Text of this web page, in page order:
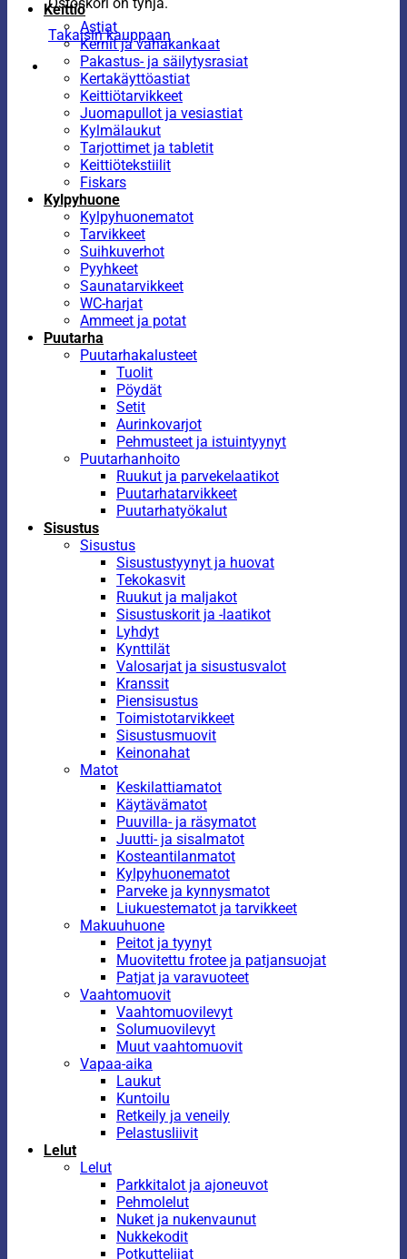
Takaisin kauppaan
Keittiö
Astiat
Kernit ja vahakankaat
Pakastus- ja säilytysrasiat
Kertakäyttöastiat
Keittiötarvikkeet
Juomapullot ja vesiastiat
Kylmälaukut
Tarjottimet ja tabletit
Keittiötekstiilit
Fiskars
Kylpyhuone
Kylpyhuonematot
Tarvikkeet
Suihkuverhot
Pyyhkeet
Saunatarvikkeet
WC-harjat
Ammeet ja potat
Puutarha
Puutarhakalusteet
Tuolit
Pöydät
Setit
Aurinkovarjot
Pehmusteet ja istuintyynyt
Puutarhanhoito
Ruukut ja parvekelaatikot
Puutarhatarvikkeet
Puutarhatyökalut
Sisustus
Sisustus
Sisustustyynyt ja huovat
Tekokasvit
Ruukut ja maljakot
Sisustuskorit ja -laatikot
Lyhdyt
Kynttilät
Valosarjat ja sisustusvalot
Kranssit
Piensisustus
Toimistotarvikkeet
Sisustusmuovit
Keinonahat
Matot
Keskilattiamatot
Käytävämatot
Puuvilla- ja räsymatot
Juutti- ja sisalmatot
Kosteantilanmatot
Kylpyhuonematot
Parveke ja kynnysmatot
Liukuestematot ja tarvikkeet
Makuuhuone
Peitot ja tyynyt
Muovitettu frotee ja patjansuojat
Patjat ja varavuoteet
Vaahtomuovit
Vaahtomuovilevyt
Solumuovilevyt
Muut vaahtomuovit
Vapaa-aika
Laukut
Kuntoilu
Retkeily ja veneily
Pelastusliivit
Lelut
Lelut
Parkkitalot ja ajoneuvot
Pehmolelut
Nuket ja nukenvaunut
Nukkekodit
Potkuttelijat